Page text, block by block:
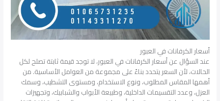
أسعار الكرفانات في العبور
عند السؤال عن أسعار الكرفانات في العبور، لا توجد قيمة ثابتة تصلح لكل
الحالات، لأن السعر يتحدد بناءً على مجموعة من العوامل الأساسية. من
أهمها المقاس المطلوب، ونوع الاستخدام، ومستوى التشطيب، وسمك
العزل، وعدد التقسيمات الداخلية، وطبيعة الأبواب والشبابيك، وتجهيزات